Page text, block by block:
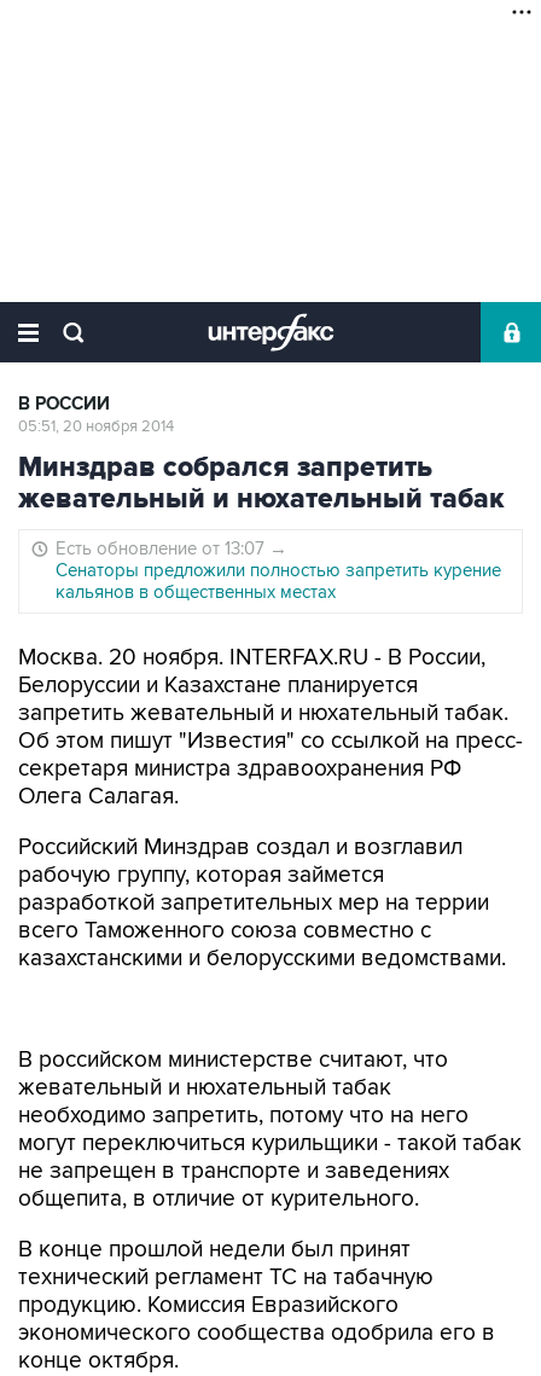
В РОССИИ
05:51, 20 ноября 2014
Минздрав собрался запретить
жевательный и нюхательный табак
Есть обновление от 13:07 →
Сенаторы предложили полностью запретить курение
кальянов в общественных местах
Москва. 20 ноября. INTERFAX.RU - В России,
Белоруссии и Казахстане планируется
запретить жевательный и нюхательный табак.
Об этом пишут "Известия" со ссылкой на пресс-
секретаря министра здравоохранения РФ
Олега Салагая.
Российский Минздрав создал и возглавил
рабочую группу, которая займется
разработкой запретительных мер на террии
всего Таможенного союза совместно с
казахстанскими и белорусскими ведомствами.
В российском министерстве считают, что
жевательный и нюхательный табак
необходимо запретить, потому что на него
могут переключиться курильщики - такой табак
не запрещен в транспорте и заведениях
общепита, в отличие от курительного.
В конце прошлой недели был принят
технический регламент ТС на табачную
продукцию. Комиссия Евразийского
экономического сообщества одобрила его в
конце октября.